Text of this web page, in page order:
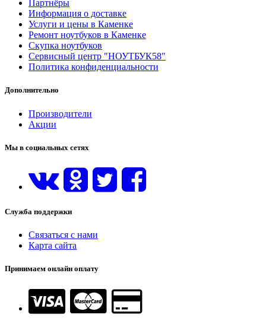
Партнёры
Информация о доставке
Услуги и цены в Каменке
Ремонт ноутбуков в Каменке
Скупка ноутбуков
Сервисный центр "НОУТБУК58"
Политика конфиденциальности
Дополнительно
Производители
Акции
Мы в социальных сетях
Служба поддержки
Связаться с нами
Карта сайта
Принимаем онлайн оплату